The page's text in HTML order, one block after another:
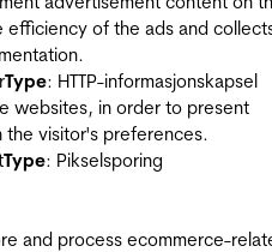
of the ads and
Type: HTTP-informasjonskapsel
websites, in order to present
the visitor's preferences.
Type: Pikselsporing
and process ecommerce-